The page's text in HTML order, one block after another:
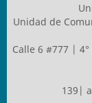
Unidad de
Calle 6 #777 |
139|